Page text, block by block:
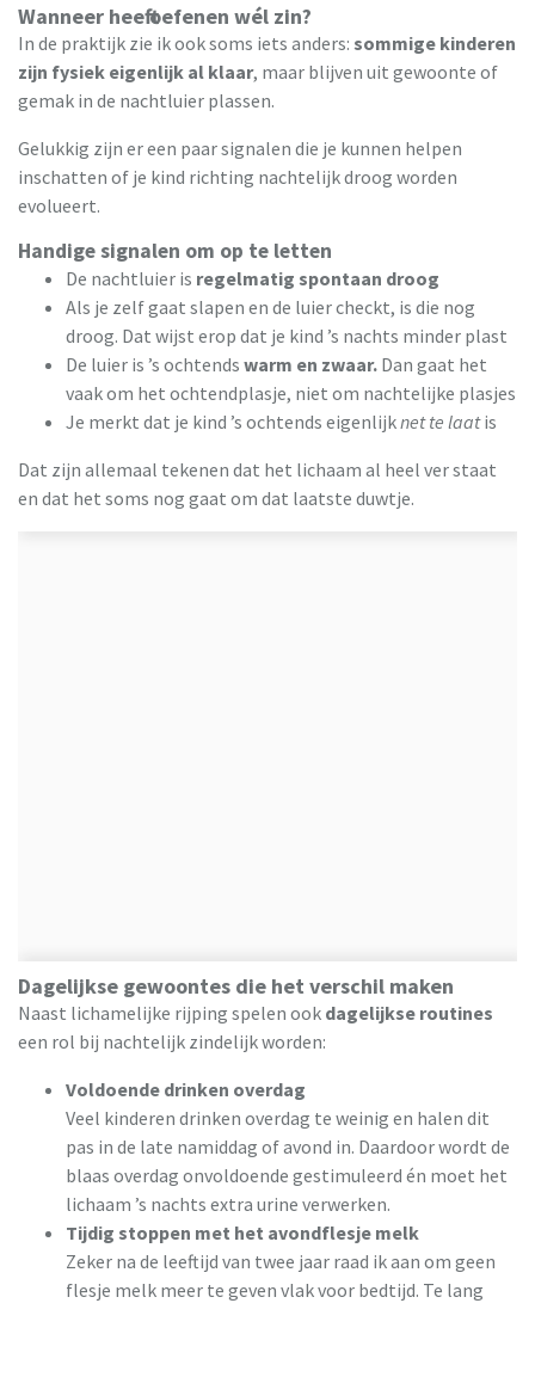
Wanneer heeft oefenen wél zin?
In de praktijk zie ik ook soms iets anders: sommige kinderen
zijn fysiek eigenlijk al klaar, maar blijven uit gewoonte of
gemak in de nachtluier plassen.
Gelukkig zijn er een paar signalen die je kunnen helpen
inschatten of je kind richting nachtelijk droog worden
evolueert.
Handige signalen om op te letten
De nachtluier is regelmatig spontaan droog
Als je zelf gaat slapen en de luier checkt, is die nog
droog. Dat wijst erop dat je kind ’s nachts minder plast
De luier is ’s ochtends warm en zwaar. Dan gaat het
vaak om het ochtendplasje, niet om nachtelijke plasjes
Je merkt dat je kind ’s ochtends eigenlijknet te laatis
Dat zijn allemaal tekenen dat het lichaam al heel ver staat
en dat het soms nog gaat om dat laatste duwtje.
Dagelijkse gewoontes die het verschil maken
Naast lichamelijke rijping spelen ook dagelijkse routines
een rol bij nachtelijk zindelijk worden:
Voldoende drinken overdag
Veel kinderen drinken overdag te weinig en halen dit
pas in de late namiddag of avond in. Daardoor wordt de
blaas overdag onvoldoende gestimuleerd én moet het
lichaam ’s nachts extra urine verwerken.
Tijdig stoppen met het avondflesje melk
Zeker na de leeftijd van twee jaar raad ik aan om geen
flesje melk meer te geven vlak voor bedtijd. Te lang